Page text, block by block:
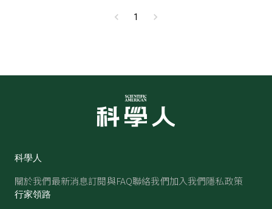
1
科學人
關於我們最新消息訂閱與FAQ聯絡我們加入我們隱私政策
行家領路